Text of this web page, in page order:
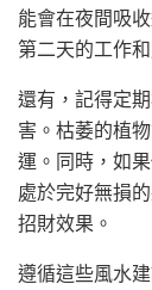
能會在夜間吸
第二天的工作和
還有，記得定
害。枯萎的植
運。同時，如
處於完好無損
招財效果。
遵循這些風水